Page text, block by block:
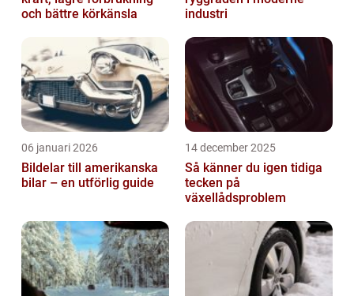
och bättre körkänsla
industri
06 januari 2026
Bildelar till amerikanska
bilar – en utförlig guide
14 december 2025
Så känner du igen tidiga
tecken på
växellådsproblem